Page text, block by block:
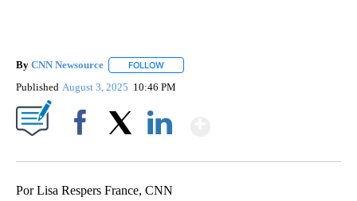
By CNN Newsource FOLLOW
Published August 3, 2025 10:46 PM
Por Lisa Respers France, CNN